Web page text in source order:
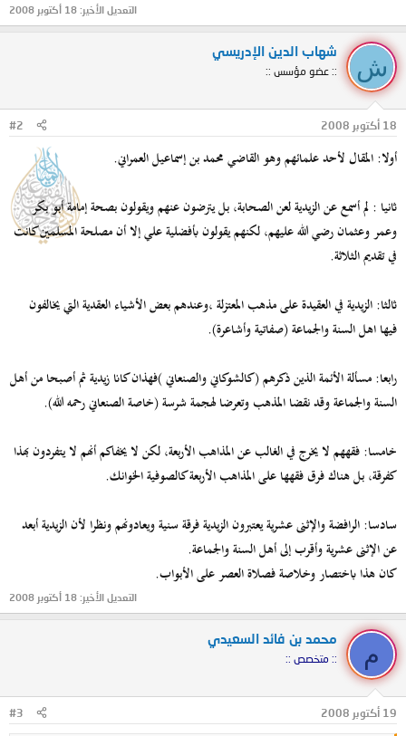
التعديل الأخير: 18 أكتوبر 2008
ش
شهاب الدين الإدريسي
:: عضو مؤسس ::
18 أكتوبر 2008 #2
أولا: المقال لأحد علمائهم وهو القاضي محمد بن إسماعيل العمراني.
ثانيا : لم أسمع عن الزيدية لعن الصحابة، بل يترضون عنهم ويقولون بصحة إمامة أبو بكر
وعمر وعثمان رضي الله عليهم، لكنهم يقولون بأفضلية علي إلا أن مصلحة المسلمين كانت
في تقديم الثلاثة.
ثالثا: الزيدية في العقيدة على مذهب المعتزلة ،وعندهم بعض الأشياء العقدية التي يخالفون
فيها اهل السنة والجماعة (صفاتية وأشاعرة).
رابعا: مسألة الأئمة الذين ذكرهم (كالشوكاني والصنعاني )فهذان كانا زيدية ثم أصبحا من أهل
السنة والجماعة وقد نقضا المذهب وتعرضا لهجمة شرسة (خاصة الصنعاني رحمه الله).
خامسا: فقههم لا يخرج في الغالب عن المذاهب الأربعة، لكن لا يخفاكم أنهم لا يتفردون بهذا
كفرقة، بل هناك فرق فقهها على المذاهب الأربعة كالصوفية الخوانك.
سادسا: الرافضة والإثنى عشرية يعتبرون الزيدية فرقة سنية ويعادونهم ونظرا لأن الزيدية أبعد
عن الإثنى عشرية وأقرب إلى أهل السنة والجماعة.
كان هذا باختصار وخلاصة فصلاة العصر على الأبواب.
التعديل الأخير: 18 أكتوبر 2008
م
محمد بن فائد السعيدي
:: متخصص ::
19 أكتوبر 2008 #3